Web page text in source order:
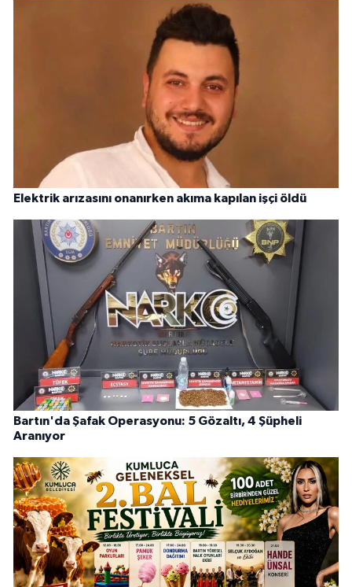
Elektrik arızasını onanırken akıma kapılan işçi öldü
Bartın'da Şafak Operasyonu: 5 Gözaltı, 4 Şüpheli
Aranıyor